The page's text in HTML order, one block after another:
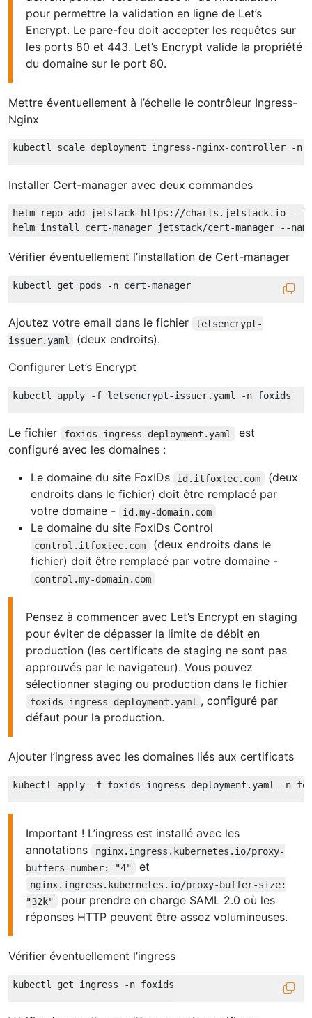
pour permettre la validation en ligne de Let’s
Encrypt. Le pare-feu doit accepter les requêtes sur
les ports 80 et 443. Let’s Encrypt valide la propriété
du domaine sur le port 80.
Mettre éventuellement à l’échelle le contrôleur Ingress-
Nginx
kubectl scale deployment ingress-nginx-controller -n
Installer Cert-manager avec deux commandes
helm repo add jetstack https://charts.jetstack.io --
helm install cert-manager jetstack/cert-manager --
Vérifier éventuellement l’installation de Cert-manager
kubectl get pods -n cert-manager
Ajoutez votre email dans le fichier
letsencrypt-
issuer.yaml
(deux endroits).
Configurer Let’s Encrypt
Le fichier foxids-ingress-deployment.yaml
est
configuré avec les domaines :
Le domaine du site FoxIDs
id.itfoxtec.com
(deux
endroits dans le fichier) doit être remplacé par
votre domaine -
id.my-domain.com
Le domaine du site FoxIDs Control
control.itfoxtec.com
(deux endroits dans le
fichier) doit être remplacé par votre domaine -
control.my-domain.com
Pensez à commencer avec Let’s Encrypt en staging
pour éviter de dépasser la limite de débit en
production (les certificats de staging ne sont pas
approuvés par le navigateur). Vous pouvez
sélectionner staging ou production dans le fichier
foxids-ingress-deployment.yaml , configuré par
défaut pour la production.
Ajouter l’ingress avec les domaines liés aux certificats
Important ! L’ingress est installé avec les
annotations
nginx.ingress.kubernetes.io/proxy-
buffers-number: "4"
et
nginx.ingress.kubernetes.io/proxy-buffer-size:
"32k"
pour prendre en charge SAML 2.0 où les
réponses HTTP peuvent être assez volumineuses.
Vérifier éventuellement l’ingress